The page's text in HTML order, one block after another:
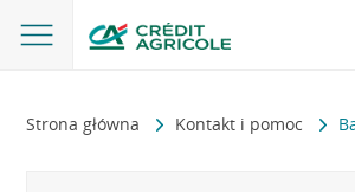
Strona główna Kontakt i pomoc